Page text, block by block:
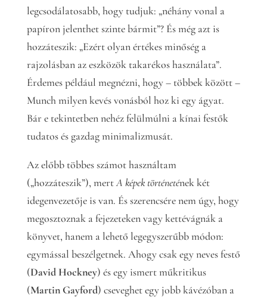
legcsodálatosabb, hogy tudjuk: „néhány vonal a
papíron jelenthet szinte bármit”? És még azt is
hozzáteszik: „Ezért olyan értékes minőség a
rajzolásban az eszközök takarékos használata”.
Érdemes például megnézni, hogy – többek között –
Munch milyen kevés vonásból hoz ki egy ágyat.
Bár e tekintetben nehéz felülmúlni a kínai festők
tudatos és gazdag minimalizmusát.
Az előbb többes számot használtam
(„hozzáteszik”), mertA képek történetének két
idegenvezetője is van. És szerencsére nem úgy, hogy
megosztoznak a fejezeteken vagy kettévágnák a
könyvet, hanem a lehető legegyszerűbb módon:
egymással beszélgetnek. Ahogy csak egy neves festő
(David Hockney) és egy ismert műkritikus
(Martin Gayford) cseveghet egy jobb kávézóban a